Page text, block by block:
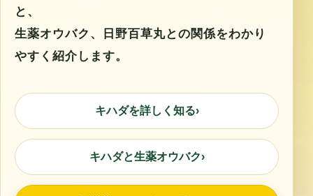
と、
生薬オウバク、日野百草丸との関係をわかり
やすく紹介します。
キハダを詳しく知る›
キハダと生薬オウバク›